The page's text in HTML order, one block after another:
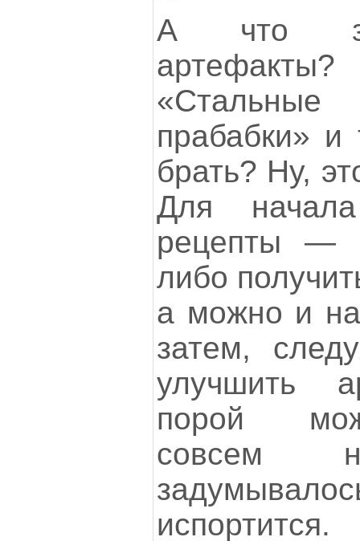
А что за
«Стальные
прабабки» и
брать? Ну,
Для
рецепты —
либо
а можно и
затем,
улучшить
порой
совсем